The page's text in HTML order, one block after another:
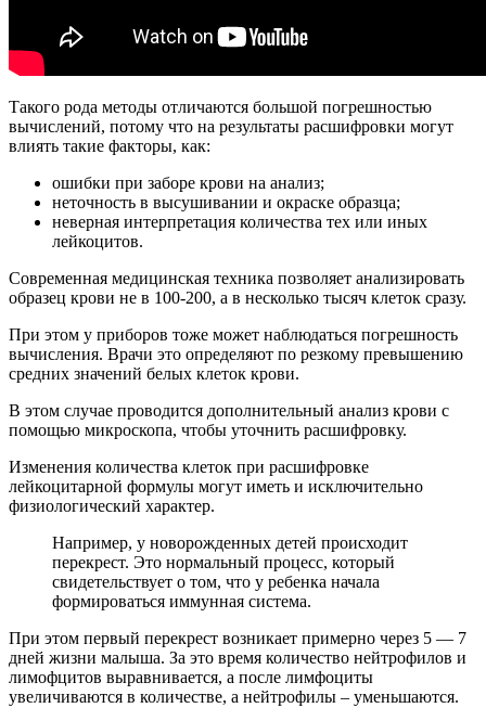
Такого рода методы отличаются большой погрешностью
вычислений, потому что на результаты расшифровки могут
влиять такие факторы, как:
ошибки при заборе крови на анализ;
неточность в высушивании и окраске образца;
неверная интерпретация количества тех или иных
лейкоцитов.
Современная медицинская техника позволяет анализировать
образец крови не в 100-200, а в несколько тысяч клеток сразу.
При этом у приборов тоже может наблюдаться погрешность
вычисления. Врачи это определяют по резкому превышению
средних значений белых клеток крови.
В этом случае проводится дополнительный анализ крови с
помощью микроскопа, чтобы уточнить расшифровку.
Изменения количества клеток при расшифровке
лейкоцитарной формулы могут иметь и исключительно
физиологический характер.
Например, у новорожденных детей происходит
перекрест. Это нормальный процесс, который
свидетельствует о том, что у ребенка начала
формироваться иммунная система.
При этом первый перекрест возникает примерно через 5 — 7
дней жизни малыша. За это время количество нейтрофилов и
лимофцитов выравнивается, а после лимфоциты
увеличиваются в количестве, а нейтрофилы – уменьшаются.